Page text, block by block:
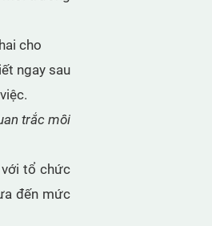
cho
ngay sau
trắc môi
tổ chức
đến mức